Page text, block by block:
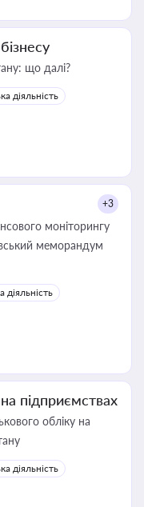
що далі?
діяльність
+3
моніторингу
меморандум
діяльність
підприємствах
обліку на
діяльність